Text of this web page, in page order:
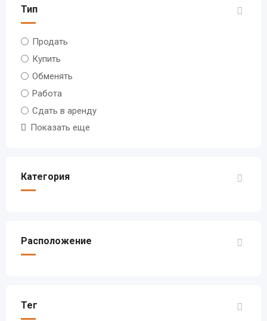
Тип
Продать
Купить
Обменять
Работа
Сдать в аренду
Показать еще
Категория
Расположение
Тег